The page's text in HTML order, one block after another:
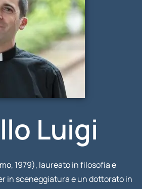
Luigi
1979), laureato in filosofia e
in sceneggiatura e un dottorato in